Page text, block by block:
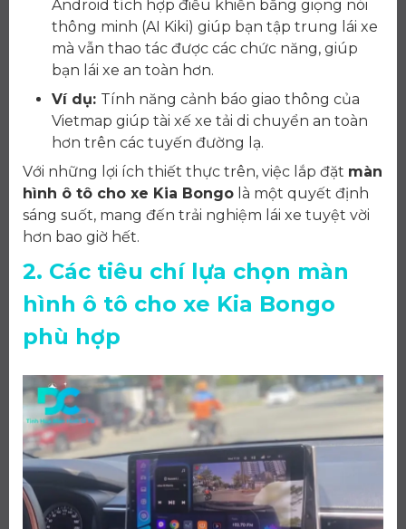
Android tích hợp điều khiển bằng giọng nói
thông minh (AI Kiki) giúp bạn tập trung lái xe
mà vẫn thao tác được các chức năng, giúp
bạn lái xe an toàn hơn.
Ví dụ: Tính năng cảnh báo giao thông của
Vietmap giúp tài xế xe tải di chuyển an toàn
hơn trên các tuyến đường lạ.
Với những lợi ích thiết thực trên, việc lắp đặt màn
hình ô tô cho xe Kia Bongo là một quyết định
sáng suốt, mang đến trải nghiệm lái xe tuyệt vời
hơn bao giờ hết.
2. Các tiêu chí lựa chọn màn
hình ô tô cho xe Kia Bongo
phù hợp